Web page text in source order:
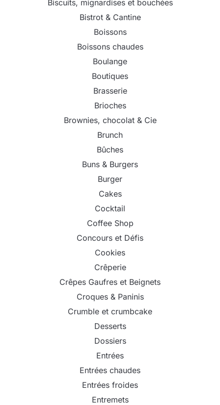
Biscuits, mignardises et bouchées
Bistrot & Cantine
Boissons
Boissons chaudes
Boulange
Boutiques
Brasserie
Brioches
Brownies, chocolat & Cie
Brunch
Bûches
Buns & Burgers
Burger
Cakes
Cocktail
Coffee Shop
Concours et Défis
Cookies
Crêperie
Crêpes Gaufres et Beignets
Croques & Paninis
Crumble et crumbcake
Desserts
Dossiers
Entrées
Entrées chaudes
Entrées froides
Entremets